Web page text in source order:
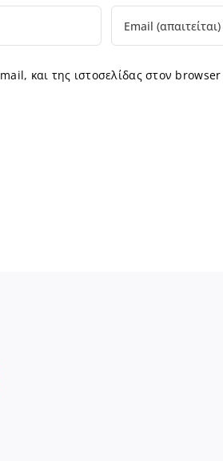
και της ιστοσελίδας στον